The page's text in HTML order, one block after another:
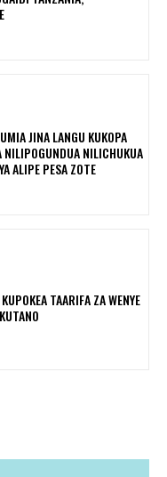
JINA LANGU KUKOPA
NILIPOGUNDUA NILICHUKUA
ALIPE PESA ZOTE
TAARIFA ZA WENYE